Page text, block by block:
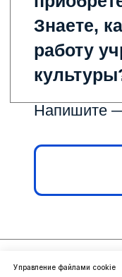
Управление файлами cookie